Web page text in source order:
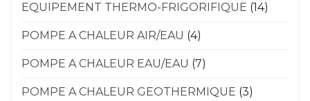
EQUIPEMENT THERMO-FRIGORIFIQUE (14)
POMPE A CHALEUR AIR/EAU (4)
POMPE A CHALEUR EAU/EAU (7)
POMPE A CHALEUR GEOTHERMIQUE (3)